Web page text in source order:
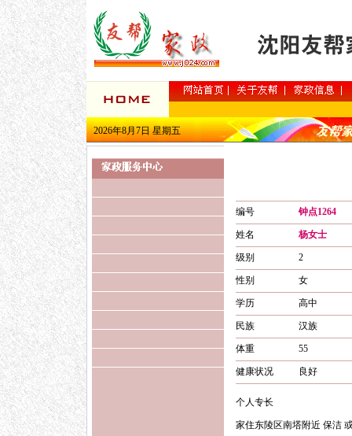
2026年8月7日 星期五
编号 钟点1264
姓名 杨女士
级别 2
性别 女
学历 高中
民族 汉族
体重 55
健康状况 良好
个人专长
家住东陵区南塔附近 保洁